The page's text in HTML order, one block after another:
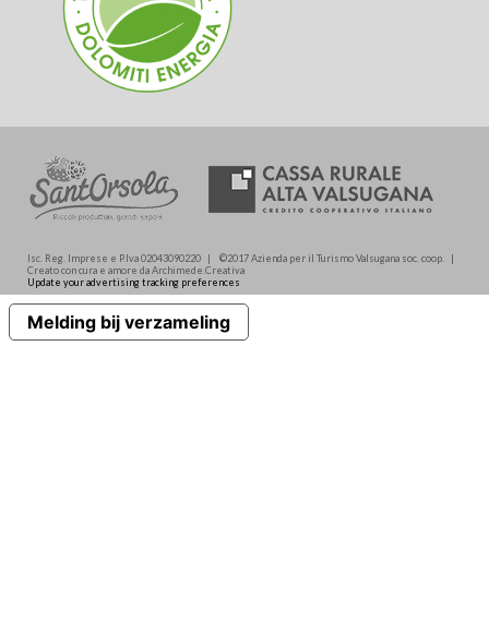
Isc. Reg. Imprese e P.Iva 02043090220 | ©2017 Azienda per il Turismo Valsugana soc. coop. |
Creato con cura e amore da Archimede.Creativa
Update your advertising tracking preferences
Melding bij verzameling